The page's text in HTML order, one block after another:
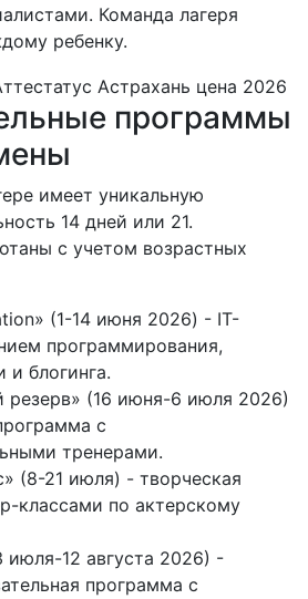
Команда лагеря
ребенку.
программы
имеет уникальную
14 дней или 21.
с учетом возрастных
(1-14 июня 2026) - IT-
программирования,
и блогинга.
резерв» (16 июня-6 июля 2026)
с
тренерами.
(8-21 июля) - творческая
классами по актерскому
12 августа 2026) -
программа с